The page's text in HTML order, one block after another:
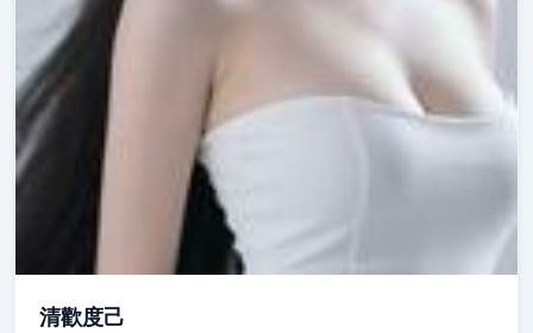
清歡度己